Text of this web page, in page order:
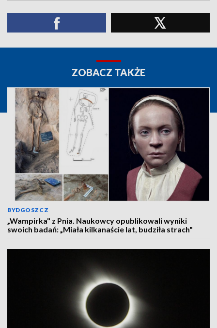
ZOBACZ TAKŻE
BYDGOSZCZ
„Wampirka" z Pnia. Naukowcy opublikowali wyniki
swoich badań: „Miała kilkanaście lat, budziła strach"